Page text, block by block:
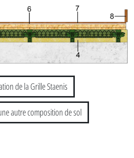
de la Grille Staenis
autre composition de sol